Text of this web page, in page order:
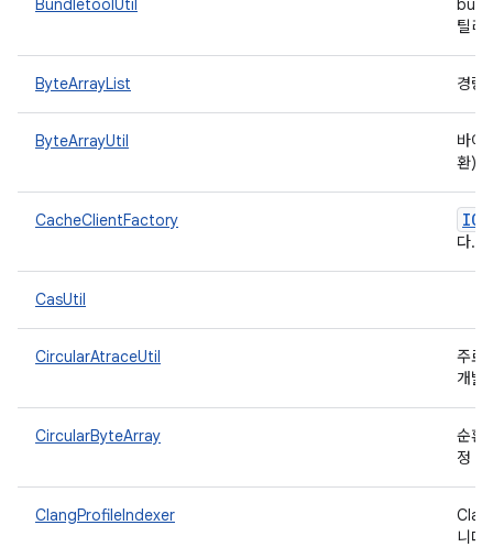
BundletoolUtil
틸리
ByteArrayList 경량
ByteArrayUtil
바이
환)
CacheClientFactory
다.
CasUtil
CircularAtraceUtil
주로
개발
CircularByteArray
순환
정
ClangProfileIndexer
니다.